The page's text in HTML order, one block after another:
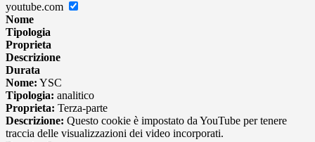
youtube.com
Nome
Tipologia
Proprieta
Descrizione
Durata
Nome: YSC
Tipologia: analitico
Proprieta: Terza-parte
Descrizione: Questo cookie è impostato da YouTube per tenere
traccia delle visualizzazioni dei video incorporati.